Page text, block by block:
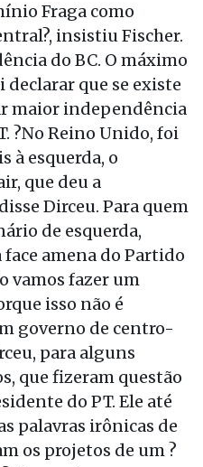
Fraga como
insistiu Fischer.
do BC. O máximo
declarar que se existe
maior independência
?No Reino Unido, foi
à esquerda, o
que deu a
Dirceu. Para quem
de esquerda,
amena do Partido
vamos fazer um
isso não é
governo de centro-
para alguns
que fizeram questão
do PT. Ele até
palavras irônicas de
os projetos de um ?